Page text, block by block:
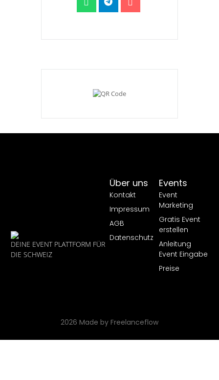
DEINE EVENT PLATTFORM FÜR
DIE SCHWEIZ
Events
Event
Marketing
Gratis Event
erstellen
Anleitung
Event Eingabe
Preise
Über uns
Kontakt
Impressum
AGB
Datenschutz
2026 Made by Freelanceflow